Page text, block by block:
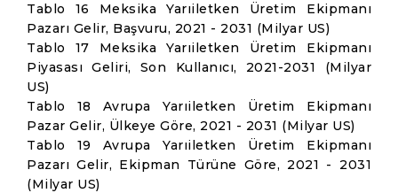
Tablo 16 Meksika Yarıiletken Üretim Ekipmanı
Pazarı Gelir, Başvuru, 2021 - 2031 (Milyar US)
Tablo 17 Meksika Yarıiletken Üretim Ekipmanı
Piyasası Geliri, Son Kullanıcı, 2021-2031 (Milyar
US)
Tablo 18 Avrupa Yarıiletken Üretim Ekipmanı
Pazar Gelir, Ülkeye Göre, 2021 - 2031 (Milyar US)
Tablo 19 Avrupa Yarıiletken Üretim Ekipmanı
Pazarı Gelir, Ekipman Türüne Göre, 2021 - 2031
(Milyar US)